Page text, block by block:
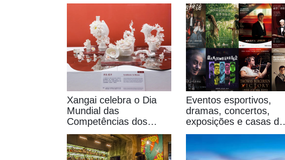
Xangai celebra o Dia
Mundial das
Competências dos
Jovens com exposição
de porcelana Dehua
Eventos esportivos,
dramas, concertos,
exposições e casas de
showsem agosto